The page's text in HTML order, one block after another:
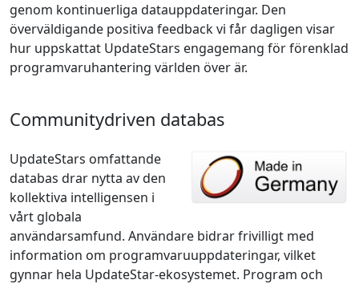
genom kontinuerliga datauppdateringar. Den
överväldigande positiva feedback vi får dagligen visar
hur uppskattat UpdateStars engagemang för förenklad
programvaruhantering världen över är.
Communitydriven databas
UpdateStars omfattande
databas drar nytta av den
kollektiva intelligensen i
vårt globala
användarsamfund. Användare bidrar frivilligt med
information om programvaruuppdateringar, vilket
gynnar hela UpdateStar-ekosystemet. Program och